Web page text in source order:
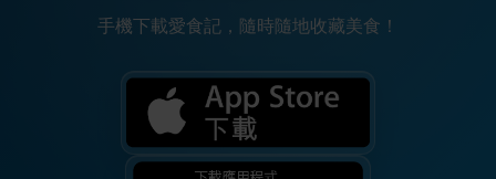
手機下載愛食記，隨時隨地收藏美食！